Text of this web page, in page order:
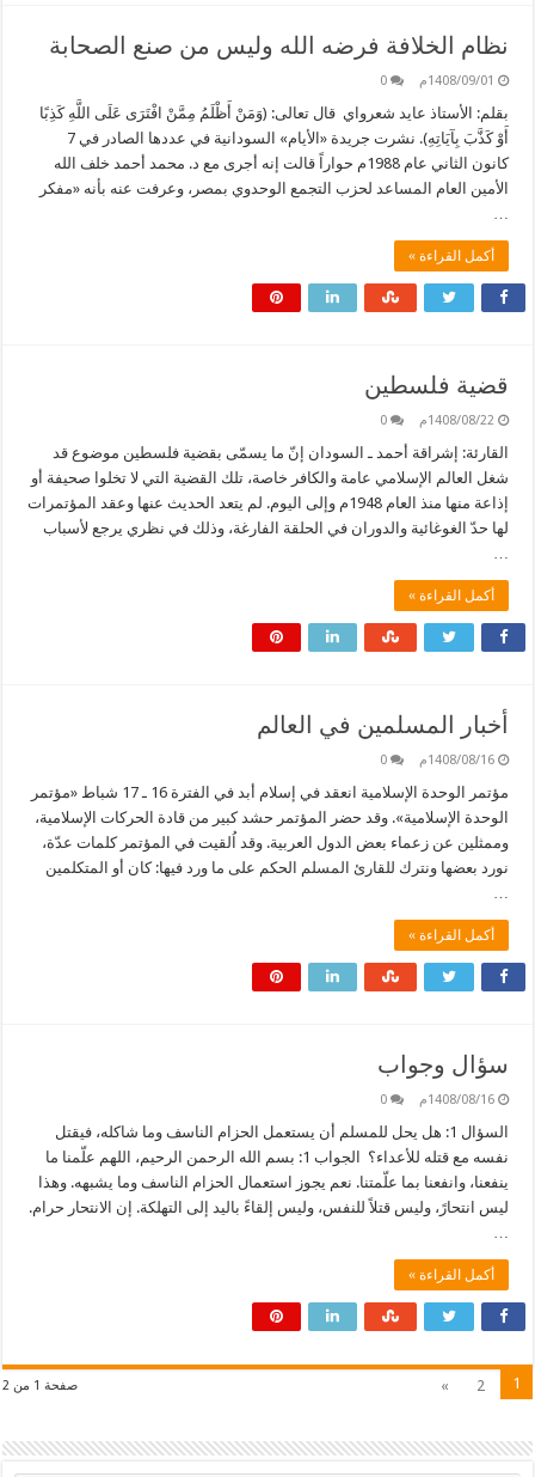
نظام الخلافة فرضه الله وليس من صنع الصحابة
1408/09/01م 0
بقلم: الأستاذ عايد شعرواي قال تعالى: (وَمَنْ أَظْلَمُ مِمَّنْ افْتَرَى عَلَى اللَّهِ كَذِبًا
أَوْ كَذَّبَ بِآيَاتِهِ). نشرت جريدة «الأيام» السودانية في عددها الصادر في 7
كانون الثاني عام 1988م حواراً قالت إنه أجرى مع د. محمد أحمد خلف الله
الأمين العام المساعد لحزب التجمع الوحدوي بمصر، وعرفت عنه بأنه «مفكر
أكمل القراءة »
قضية فلسطين
1408/08/22م 0
القارئة: إشراقة أحمد ـ السودان إنّ ما يسمّى بقضية فلسطين موضوع قد
شغل العالم الإسلامي عامة والكافر خاصة، تلك القضية التي لا تخلوا صحيفة أو
إذاعة منها منذ العام 1948م وإلى اليوم. لم يتعد الحديث عنها وعقد المؤتمرات
لها حدّ الغوغائية والدوران في الحلقة الفارغة، وذلك في نظري يرجع لأسباب
أكمل القراءة »
أخبار المسلمين في العالم
1408/08/16م 0
مؤتمر الوحدة الإسلامية انعقد في إسلام أبد في الفترة 16 ـ 17 شباط «مؤتمر
الوحدة الإسلامية». وقد حضر المؤتمر حشد كبير من قادة الحركات الإسلامية،
وممثلين عن زعماء بعض الدول العربية. وقد اُلقيت في المؤتمر كلمات عدّة،
نورد بعضها ونترك للقارئ المسلم الحكم على ما ورد فيها: كان أو المتكلمين
أكمل القراءة »
سؤال وجواب
1408/08/16م 0
السؤال 1: هل يحل للمسلم أن يستعمل الحزام الناسف وما شاكله، فيقتل
نفسه مع قتله للأعداء؟ الجواب 1: بسم الله الرحمن الرحيم، اللهم علّمنا ما
ينفعنا، وانفعنا بما علّمتنا. نعم يجوز استعمال الحزام الناسف وما يشبهه. وهذا
ليس انتحارً، وليس قتلاً للنفس، وليس إلقاءً باليد إلى التهلكة. إن الانتحار حرام.
أكمل القراءة »
صفحة 1 من 2 1
2
»